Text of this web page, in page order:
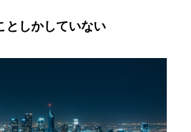
としかしていない